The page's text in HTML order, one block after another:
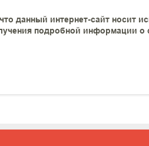
данный интернет-сайт носит
подробной информации